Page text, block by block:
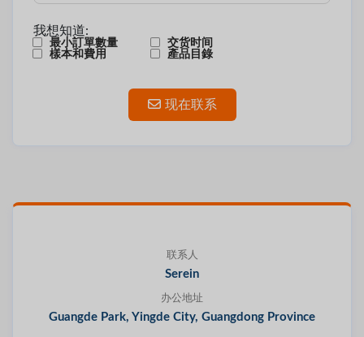
联系人
Serein
办公地址
Guangde Park, Yingde City, Guangdong Province
我想知道:
最小訂單數量
交货时间
樣本和費用
產品目錄
现在联系